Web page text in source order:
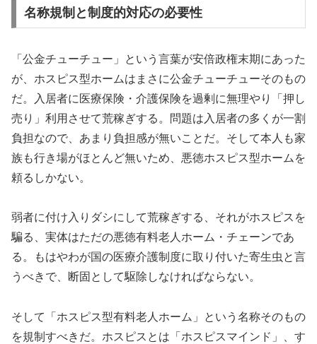
名称規制と制度的対応の必要性
「公金チューチュー」という言葉が安倍政権末期にあった
が、ホスピス型ホームはまさに公金チューチューそのもの
だ。入居者に医療保険・介護保険を過剰に無理やり「押し
売り」利用させて荒稼ぎする。問題は入居者の多くが一割
負担なので、あまり負担感が無いことだ。そして本人も家
族も行き場がほとんど無いため、悪徳ホスピス型ホームを
頼るしかない。
弱者に付け入りダシにして荒稼ぎする、それがホスピスを
騙る、実体はただの悪徳有料老人ホーム・チェーンであ
る。もはやわが国の医療介護制度に取り付いた寄生虫と言
うべきで、断固として駆除しなければならない。
そして「ホスピス型有料老人ホーム」という名称そのもの
を規制すべきだ。ホスピスとは「ホスピスマインド」、す